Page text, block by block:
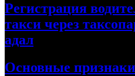
Регистрация
такси через
адал
Основные